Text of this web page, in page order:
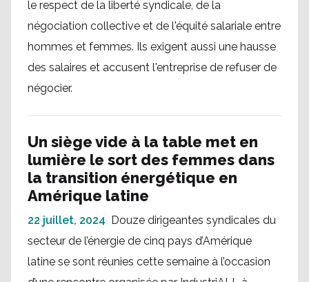
le respect de la liberté syndicale, de la
négociation collective et de l'équité salariale entre
hommes et femmes. Ils exigent aussi une hausse
des salaires et accusent l'entreprise de refuser de
négocier.
Un siège vide à la table met en
lumière le sort des femmes dans
la transition énergétique en
Amérique latine
22 juillet, 2024 Douze dirigeantes syndicales du
secteur de l’énergie de cinq pays d’Amérique
latine se sont réunies cette semaine à l’occasion